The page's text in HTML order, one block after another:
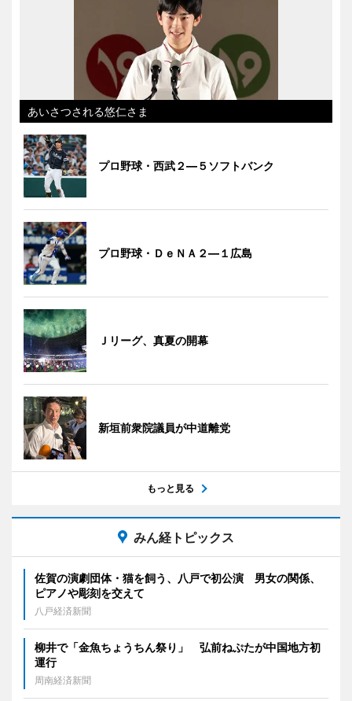
あいさつされる悠仁さま
プロ野球・西武２―５ソフトバンク
プロ野球・ＤｅＮＡ２―１広島
Ｊリーグ、真夏の開幕
新垣前衆院議員が中道離党
もっと見る
みん経トピックス
佐賀の演劇団体・猫を飼う、八戸で初公演 男女の関係、
ピアノや彫刻を交えて
八戸経済新聞
柳井で「金魚ちょうちん祭り」 弘前ねぷたが中国地方初
運行
周南経済新聞